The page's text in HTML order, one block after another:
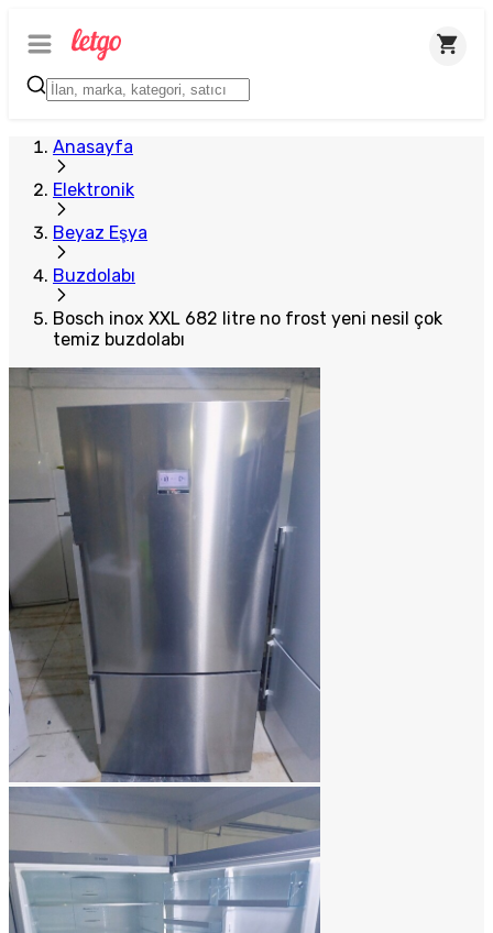
Anasayfa
Elektronik
Beyaz Eşya
Buzdolabı
Bosch inox XXL 682 litre no frost yeni nesil çok
temiz buzdolabı
Plus Satıcı